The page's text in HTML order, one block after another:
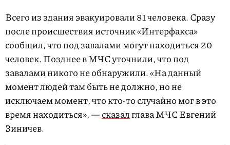
Всего из здания эвакуировали 81 человека. Сразу
после происшествия источник «Интерфакса»
сообщил, что под завалами могут находиться 20
человек. Позднее в МЧС уточнили, что под
завалами никого не обнаружили. «На данный
момент людей там быть не должно, но не
исключаем момент, что кто-то случайно мог в это
время находиться», —сказалглава МЧС Евгений
Зиничев.